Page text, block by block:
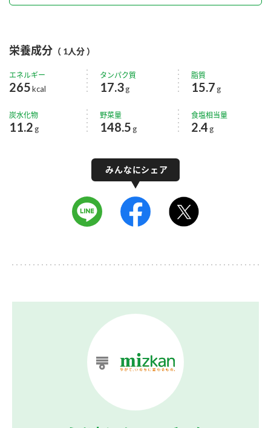
栄養成分 （ 1人分 ）
エネルギー
265kcal
タンパク質
17.3g
脂質
15.7 g
炭水化物
11.2 g
野菜量
148.5 g
食塩相当量
2.4 g